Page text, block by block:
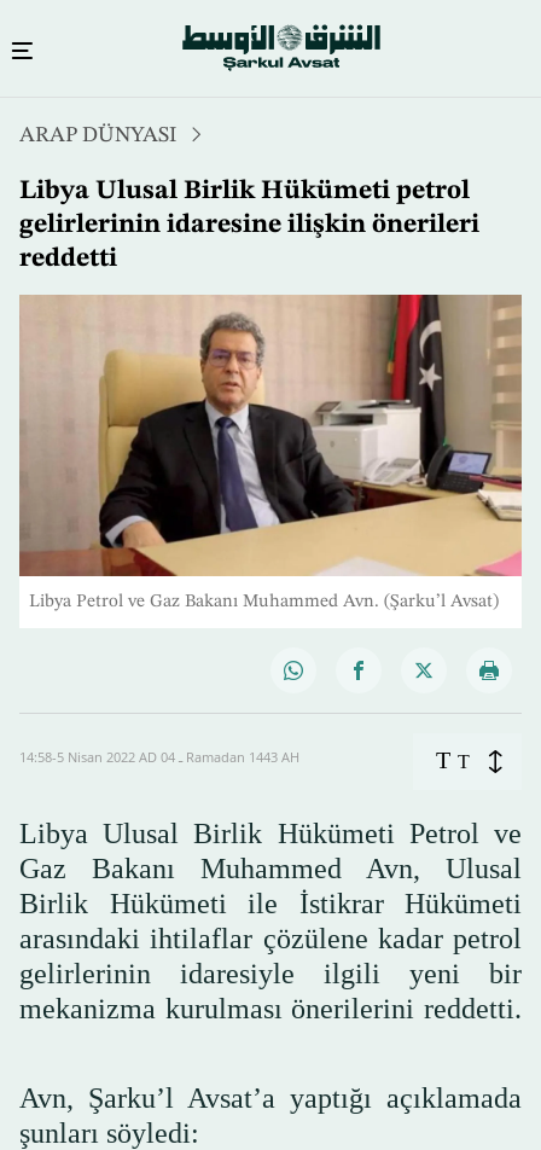
atla
ARAP DÜNYASI
Libya Ulusal Birlik Hükümeti petrol
gelirlerinin idaresine ilişkin önerileri
reddetti
Libya Petrol ve Gaz Bakanı Muhammed Avn. (Şarku’l Avsat)
14:58-5 Nisan 2022 AD ـ 04 Ramadan 1443 AH T T
Libya Ulusal Birlik Hükümeti Petrol ve
Gaz Bakanı Muhammed Avn, Ulusal
Birlik Hükümeti ile İstikrar Hükümeti
arasındaki ihtilaflar çözülene kadar petrol
gelirlerinin idaresiyle ilgili yeni bir
mekanizma kurulması önerilerini reddetti.
Avn, Şarku’l Avsat’a yaptığı açıklamada
şunları söyledi: